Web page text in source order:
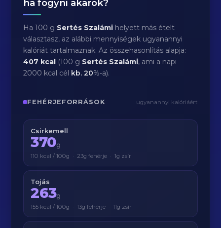
ha fogyni akarok?
Ha 100 g Sertés Szalámi helyett más ételt
választasz, az alábbi mennyiségek ugyanannyi
kalóriát tartalmaznak. Az összehasonlítás alapja:
407 kcal (100 g Sertés Szalámi, ami a napi
2000 kcal cél kb.20%-a).
FEHÉRJEFORRÁSOK ugyanannyi kalóriáért
Csirkemell
370g
110 kcal / 100g · 23g fehérje · 1g zsír
Tojás
263g
155 kcal / 100g · 13g fehérje · 11g zsír